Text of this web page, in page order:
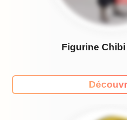
Figurine